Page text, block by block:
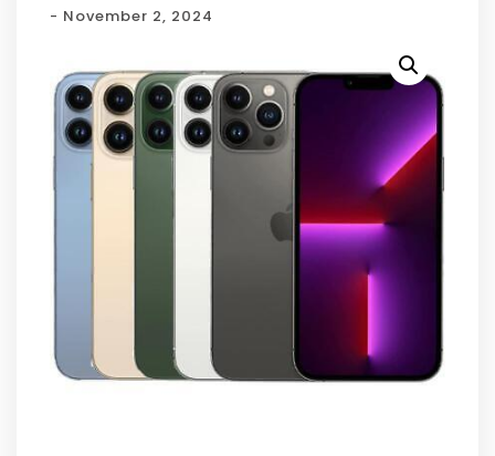
- November 2, 2024